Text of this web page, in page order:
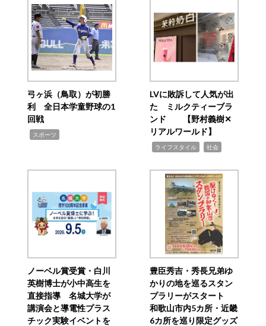
弓ヶ浜（鳥取）が初勝
利 全日本学童野球の1
回戦
スポーツ
LVに敗訴して人気が出
た ミルクティーブラ
ンド 【野村義樹✕
リアルワールド】
ライフスタイル 社会
ノーベル賞受賞・白川
英樹博士が小中高生を
直接指導 名城大学が
講演会と導電性プラス
チック実験イベントを
豊臣秀吉・秀長兄弟ゆ
かりの地を巡るスタン
プラリーがスタート
和歌山市内5カ所・近畿
6カ所を巡り限定グッズ